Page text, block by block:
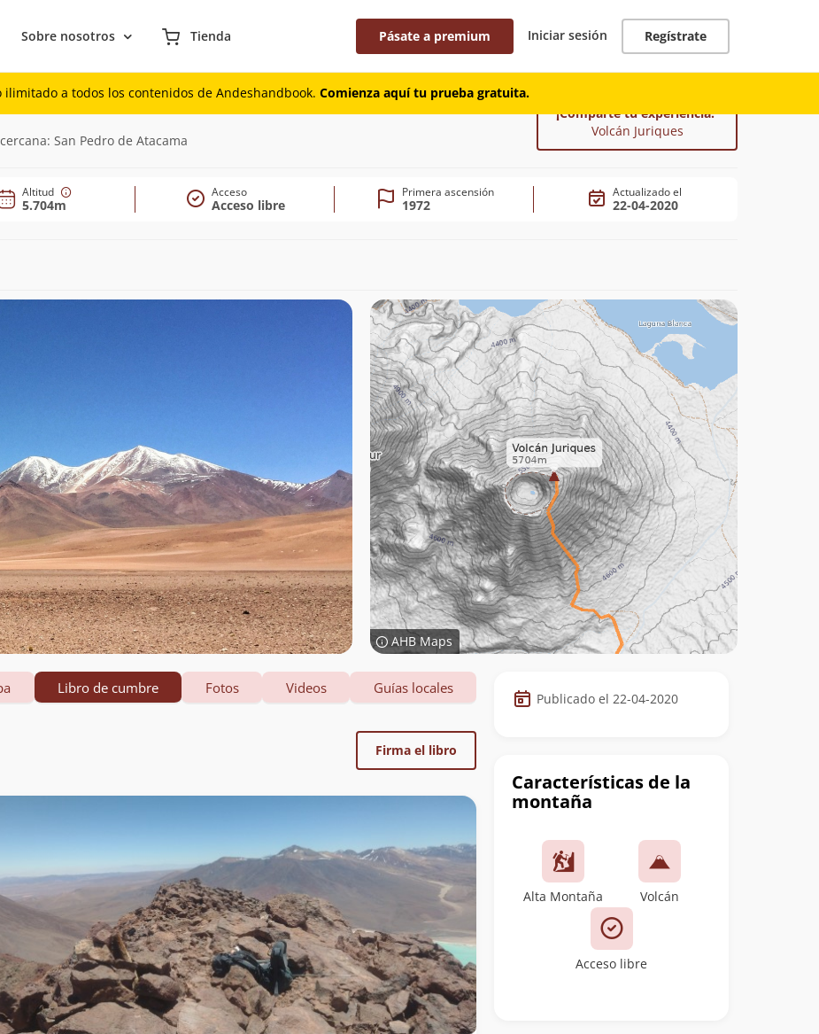
Sobre nosotros Tienda Pásate a premium Iniciar sesión Regístrate
ilimitado a todos los contenidos de Andeshandbook. Comienza aquí tu prueba gratuita.
San Pedro de Atacama
¡Comparte tu experiencia!
Volcán Juriques
Altitud
5.704m
Acceso
Acceso libre
Primera ascensión
1972
Actualizado el
22-04-2020
AHB Maps
Datos
de
cumbre
Publicado el 22-04-2020
Características de la
montaña
Alta Montaña Volcán
Acceso libre
Libro de cumbre Fotos Videos Guías locales
Firma el libro